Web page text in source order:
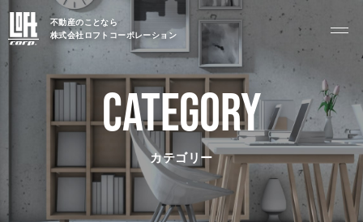
不動産のことなら
株式会社ロフトコーポレーション
TOP トップページ
GARAGE APART ガレージアパート
G CRAFT
CATEGORY
カテゴリー